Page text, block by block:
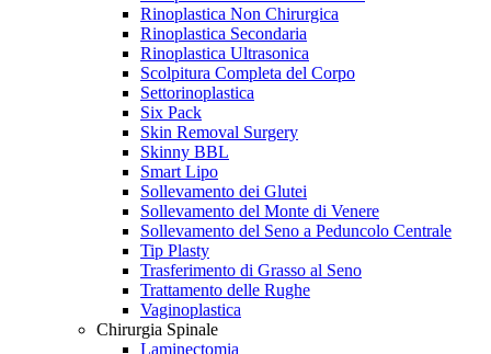
Rinoplastica Non Chirurgica
Rinoplastica Secondaria
Rinoplastica Ultrasonica
Scolpitura Completa del Corpo
Settorinoplastica
Six Pack
Skin Removal Surgery
Skinny BBL
Smart Lipo
Sollevamento dei Glutei
Sollevamento del Monte di Venere
Sollevamento del Seno a Peduncolo Centrale
Tip Plasty
Trasferimento di Grasso al Seno
Trattamento delle Rughe
Vaginoplastica
Chirurgia Spinale
Laminectomia